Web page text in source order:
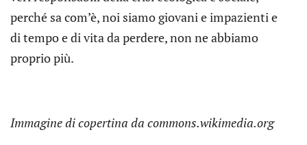
perché sa com’è, noi siamo giovani e impazienti e
di tempo e di vita da perdere, non ne abbiamo
proprio più.
Immagine di copertina da commons.wikimedia.org